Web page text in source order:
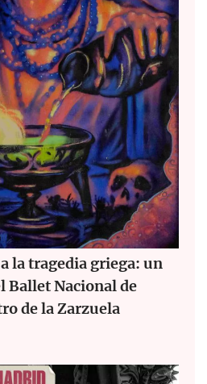
la tragedia griega: un
Ballet Nacional de
de la Zarzuela